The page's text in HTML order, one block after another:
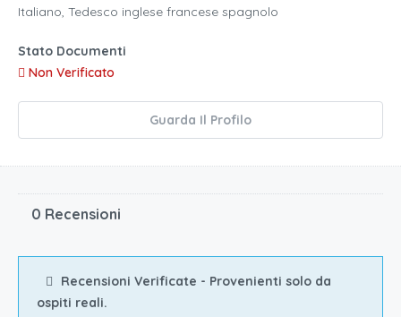
Italiano, Tedesco inglese francese spagnolo
Stato Documenti
Non Verificato
Guarda Il Profilo
0 Recensioni
Recensioni Verificate - Provenienti solo da
ospiti reali.